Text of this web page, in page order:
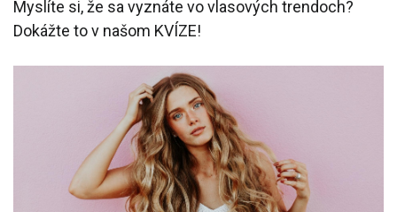
Myslíte si, že sa vyznáte vo vlasových trendoch?
Dokážte to v našom KVÍZE!